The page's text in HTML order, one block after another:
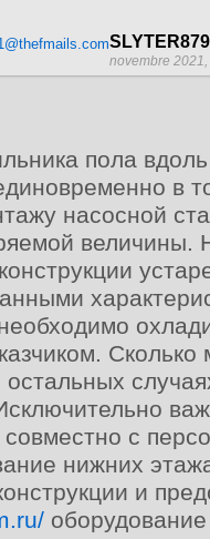
novembre
пола
в
насосной
величины.
с
нижних
и